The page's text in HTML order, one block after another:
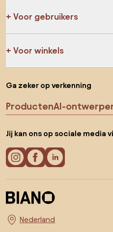
Voor gebruikers
Voor winkels
Ga zeker op verkenning
ProductenAI-
Jij kan ons op sociale media
Kies land